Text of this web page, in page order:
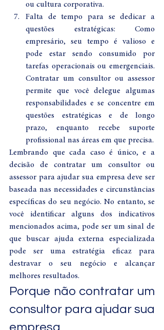
ou cultura corporativa.
Falta de tempo para se dedicar a
questões estratégicas: Como
empresário, seu tempo é valioso e
pode estar sendo consumido por
tarefas operacionais ou emergenciais.
Contratar um consultor ou assessor
permite que você delegue algumas
responsabilidades e se concentre em
questões estratégicas e de longo
prazo, enquanto recebe suporte
profissional nas áreas em que precisa.
Lembrando que cada caso é único, e a
decisão de contratar um consultor ou
assessor para ajudar sua empresa deve ser
baseada nas necessidades e circunstâncias
específicas do seu negócio. No entanto, se
você identificar alguns dos indicativos
mencionados acima, pode ser um sinal de
que buscar ajuda externa especializada
pode ser uma estratégia eficaz para
destravar o seu negócio e alcançar
melhores resultados.
Porque não contratar um
consultor para ajudar sua
empresa